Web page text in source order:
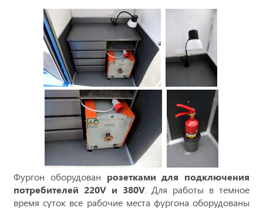
Фургон оборудован розетками для подключения
потребителей 220V и 380V. Для работы в темное
время суток все рабочие места фургона оборудованы